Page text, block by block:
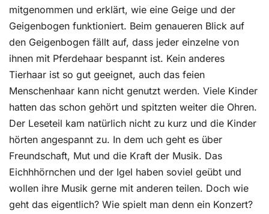
mitgenommen und erklärt, wie eine Geige und der
Geigenbogen funktioniert. Beim genaueren Blick auf
den Geigenbogen fällt auf, dass jeder einzelne von
ihnen mit Pferdehaar bespannt ist. Kein anderes
Tierhaar ist so gut geeignet, auch das feien
Menschenhaar kann nicht genutzt werden. Viele Kinder
hatten das schon gehört und spitzten weiter die Ohren.
Der Leseteil kam natürlich nicht zu kurz und die Kinder
hörten angespannt zu. In dem uch geht es über
Freundschaft, Mut und die Kraft der Musik. Das
Eichhhörnchen und der Igel haben soviel geübt und
wollen ihre Musik gerne mit anderen teilen. Doch wie
geht das eigentlich? Wie spielt man denn ein Konzert?